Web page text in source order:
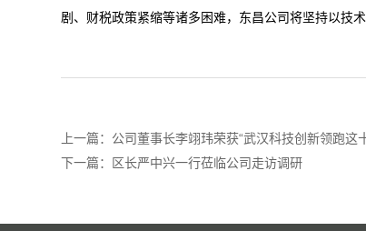
剧、财税政策紧缩等诸多困难，东昌公司将坚持以技
上一篇： 公司董事长李翊玮荣获“武汉科技创新领跑这
下一篇：
区长严中兴一行莅临公司走访调研